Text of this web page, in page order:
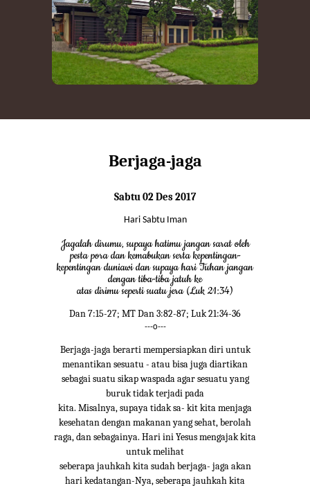
Berjaga-jaga
Sabtu 02 Des 2017
Hari Sabtu Iman
Jagalah dirumu, supaya hatimu jangan sarat oleh
pesta pora dan kemabukan serta kepentingan-
kepentingan duniawi dan supaya hari Tuhan jangan
dengan tiba-tiba jatuh ke
atas dirimu seperti suatu jera (Luk 21:34)
Dan 7:15-27; MT Dan 3:82-87; Luk 21:34-36
---o---
Berjaga-jaga berarti mempersiapkan diri untuk
menantikan sesuatu - atau bisa juga diartikan
sebagai suatu sikap waspada agar sesuatu yang
buruk tidak terjadi pada
kita. Misalnya, supaya tidak sa- kit kita menjaga
kesehatan dengan makanan yang sehat, berolah
raga, dan sebagainya. Hari ini Yesus mengajak kita
untuk melihat
seberapa jauhkah kita sudah berjaga- jaga akan
hari kedatangan-Nya, seberapa jauhkah kita